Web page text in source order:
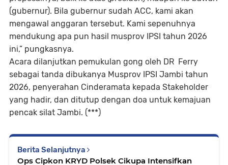
(gubernur). Bila gubernur sudah ACC, kami akan
mengawal anggaran tersebut. Kami sepenuhnya
mendukung apa pun hasil musprov IPSI tahun 2026
ini,” pungkasnya.
Acara dilanjutkan pemukulan gong oleh DR Ferry
sebagai tanda dibukanya Musprov IPSI Jambi tahun
2026, penyerahan Cinderamata kepada Stakeholder
yang hadir, dan ditutup dengan doa untuk kemajuan
pencak silat Jambi. (***)
Berita Selanjutnya
Ops Cipkon KRYD Polsek Cikupa Intensifkan